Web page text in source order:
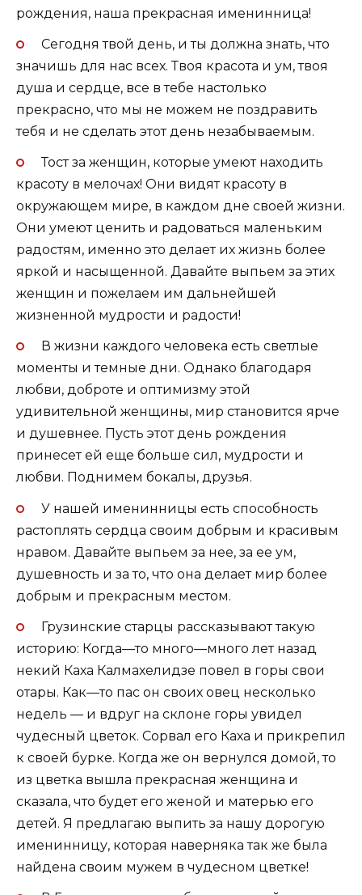
рождения, наша прекрасная именинница!
Сегодня твой день, и ты должна знать, что
значишь для нас всех. Твоя красота и ум, твоя
душа и сердце, все в тебе настолько
прекрасно, что мы не можем не поздравить
тебя и не сделать этот день незабываемым.
Тост за женщин, которые умеют находить
красоту в мелочах! Они видят красоту в
окружающем мире, в каждом дне своей жизни.
Они умеют ценить и радоваться маленьким
радостям, именно это делает их жизнь более
яркой и насыщенной. Давайте выпьем за этих
женщин и пожелаем им дальнейшей
жизненной мудрости и радости!
В жизни каждого человека есть светлые
моменты и темные дни. Однако благодаря
любви, доброте и оптимизму этой
удивительной женщины, мир становится ярче
и душевнее. Пусть этот день рождения
принесет ей еще больше сил, мудрости и
любви. Поднимем бокалы, друзья.
У нашей именинницы есть способность
растоплять сердца своим добрым и красивым
нравом. Давайте выпьем за нее, за ее ум,
душевность и за то, что она делает мир более
добрым и прекрасным местом.
Грузинские старцы рассказывают такую
историю: Когда—то много—много лет назад
некий Каха Калмахелидзе повел в горы свои
отары. Как—то пас он своих овец несколько
недель — и вдруг на склоне горы увидел
чудесный цветок. Сорвал его Каха и прикрепил
к своей бурке. Когда же он вернулся домой, то
из цветка вышла прекрасная женщина и
сказала, что будет его женой и матерью его
детей. Я предлагаю выпить за нашу дорогую
именинницу, которая наверняка так же была
найдена своим мужем в чудесном цветке!